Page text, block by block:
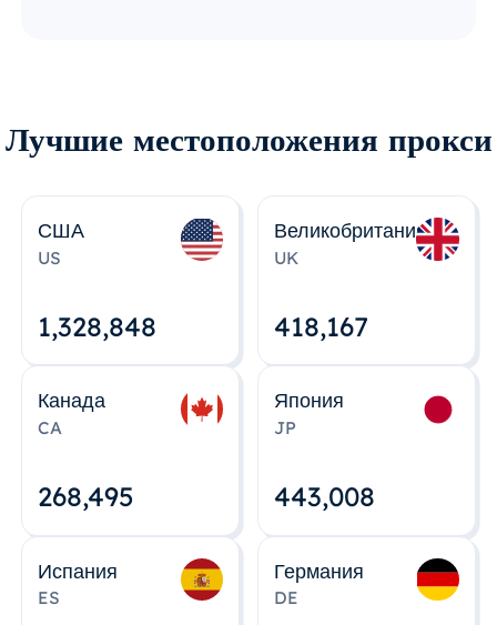
Лучшие местоположения прокси
США
US
1,328,848
Великобритания
UK
418,167
Канада
CA
268,495
Япония
JP
443,008
Испания
ES
Германия
DE